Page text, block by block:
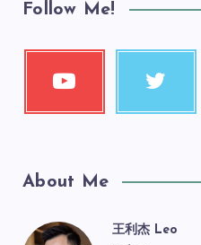
Follow Me!
About Me
王利杰 Leo